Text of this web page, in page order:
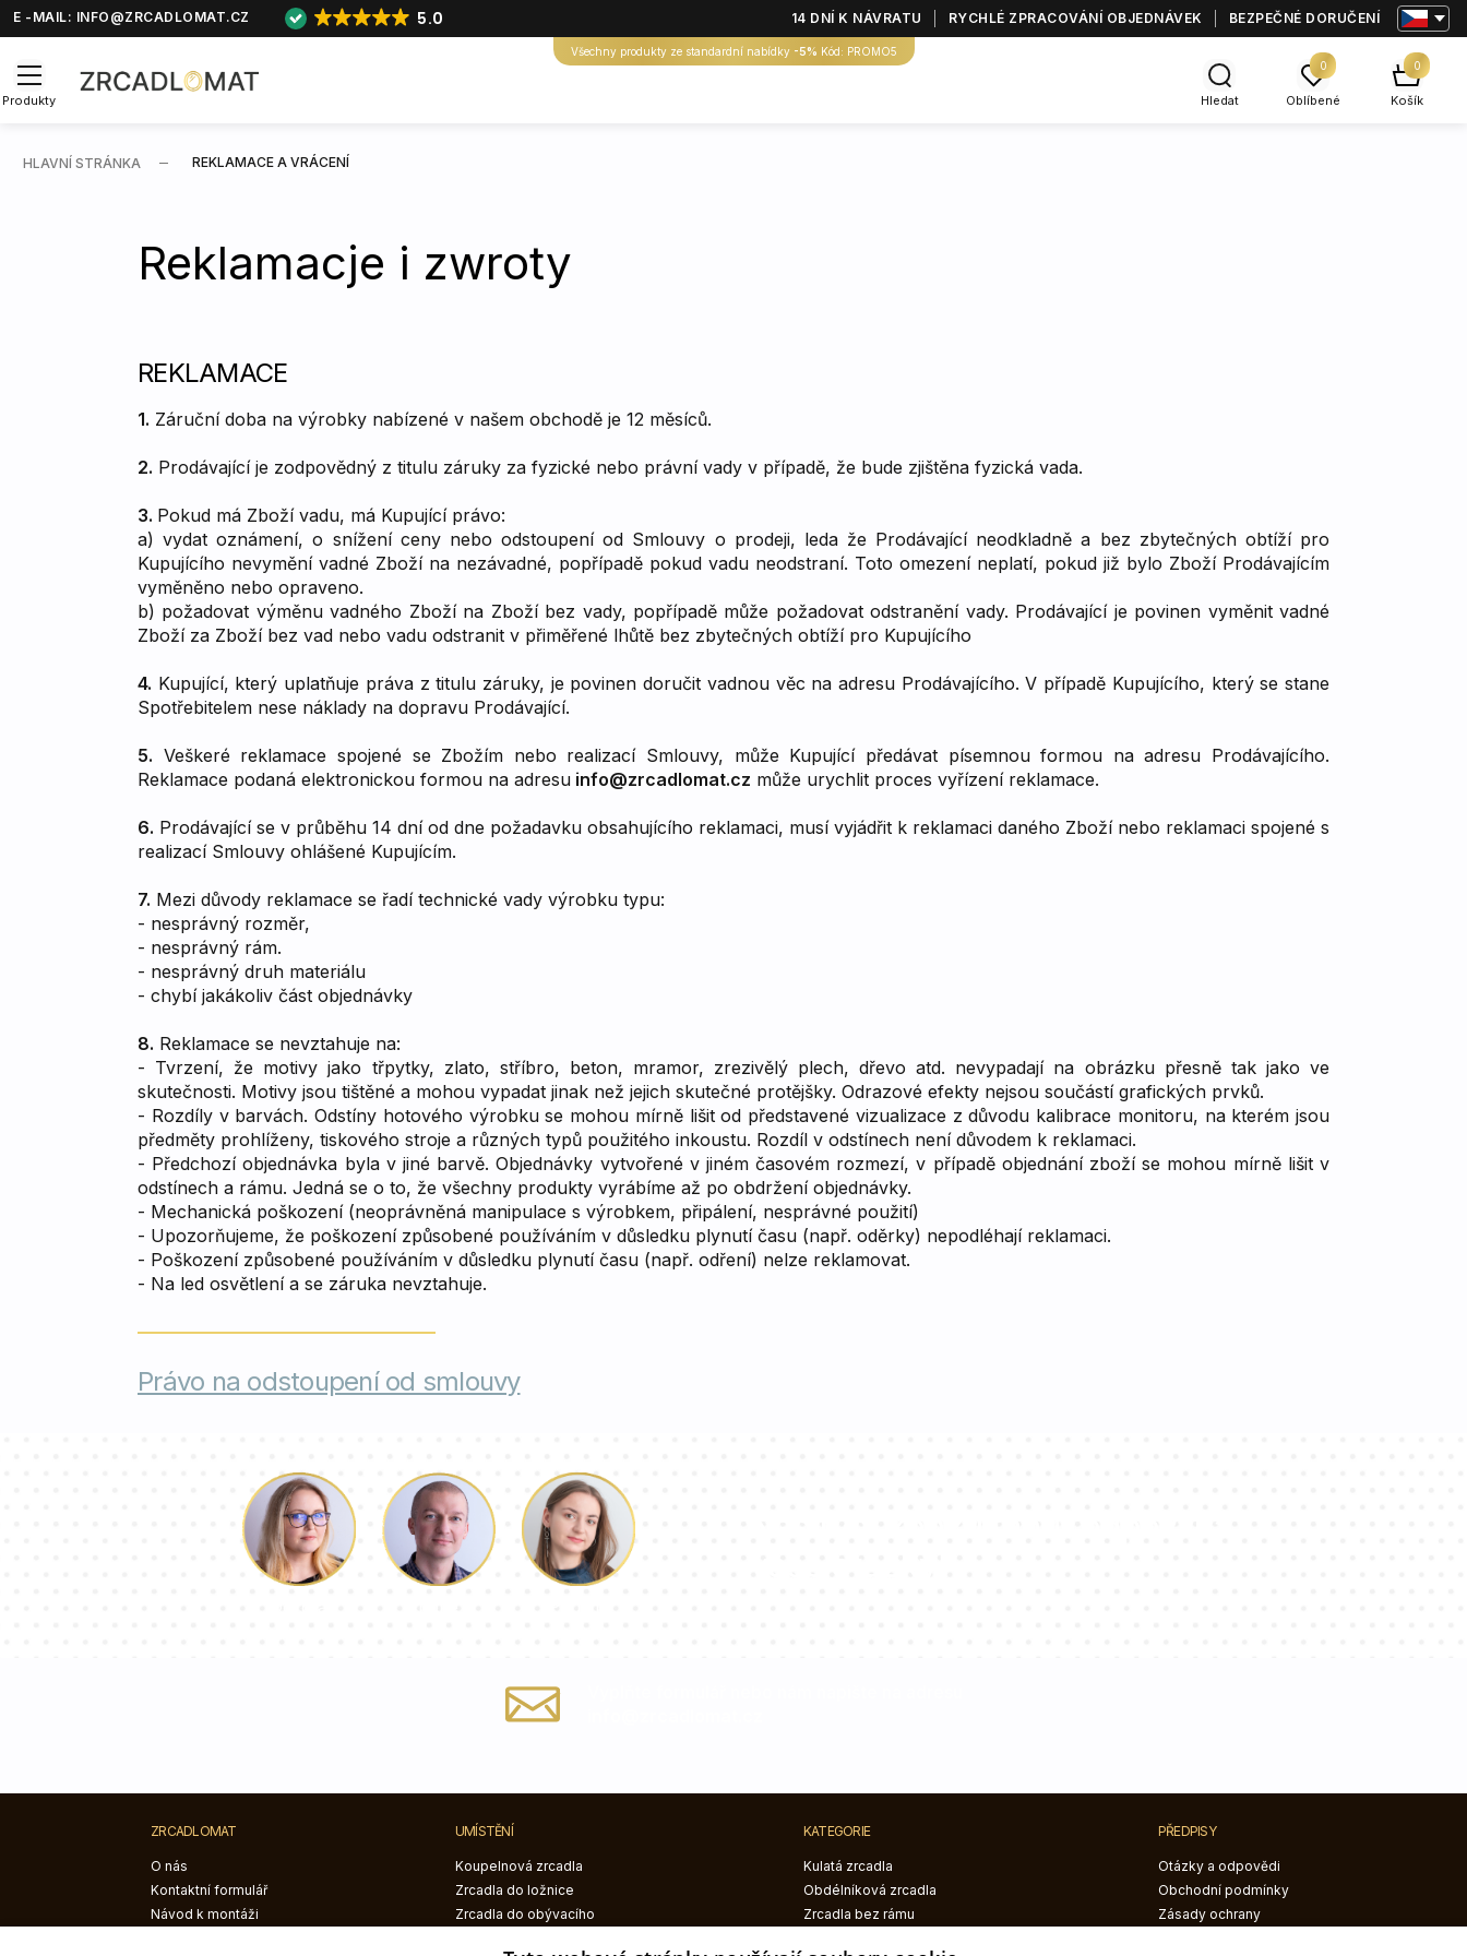
E -MAIL: INFO@ZRCADLOMAT.CZ 5.0 14 DNÍ K NÁVRATU RYCHLÉ ZPRACOVÁNÍ OBJEDNÁVEK BEZPEČNÉ DORUČENÍ
Všechny produkty ze standardní nabídky -5% Kód: PROMO5
Produkty Hledat
0
Oblíbené
0
Košík
HLAVNÍ STRÁNKA REKLAMACE A VRÁCENÍ
Reklamacje i zwroty
REKLAMACE
1. Záruční doba na výrobky nabízené v našem obchodě je 12 měsíců.
2. Prodávající je zodpovědný z titulu záruky za fyzické nebo právní vady v případě, že bude zjištěna fyzická vada.
3. Pokud má Zboží vadu, má Kupující právo:
a) vydat oznámení, o snížení ceny nebo odstoupení od Smlouvy o prodeji, leda že Prodávající neodkladně a bez zbytečných obtíží pro
Kupujícího nevymění vadné Zboží na nezávadné, popřípadě pokud vadu neodstraní. Toto omezení neplatí, pokud již bylo Zboží Prodávajícím
vyměněno nebo opraveno.
b) požadovat výměnu vadného Zboží na Zboží bez vady, popřípadě může požadovat odstranění vady. Prodávající je povinen vyměnit vadné
Zboží za Zboží bez vad nebo vadu odstranit v přiměřené lhůtě bez zbytečných obtíží pro Kupujícího
4. Kupující, který uplatňuje práva z titulu záruky, je povinen doručit vadnou věc na adresu Prodávajícího. V případě Kupujícího, který se stane
Spotřebitelem nese náklady na dopravu Prodávající.
5. Veškeré reklamace spojené se Zbožím nebo realizací Smlouvy, může Kupující předávat písemnou formou na adresu Prodávajícího.
Reklamace podaná elektronickou formou na adresu info@zrcadlomat.cz může urychlit proces vyřízení reklamace.
6. Prodávající se v průběhu 14 dní od dne požadavku obsahujícího reklamaci, musí vyjádřit k reklamaci daného Zboží nebo reklamaci spojené s
realizací Smlouvy ohlášené Kupujícím.
7. Mezi důvody reklamace se řadí technické vady výrobku typu:
- nesprávný rozměr,
- nesprávný rám.
- nesprávný druh materiálu
- chybí jakákoliv část objednávky
8. Reklamace se nevztahuje na:
- Tvrzení, že motivy jako třpytky, zlato, stříbro, beton, mramor, zrezivělý plech, dřevo atd. nevypadají na obrázku přesně tak jako ve
skutečnosti. Motivy jsou tištěné a mohou vypadat jinak než jejich skutečné protějšky. Odrazové efekty nejsou součástí grafických prvků.
- Rozdíly v barvách. Odstíny hotového výrobku se mohou mírně lišit od představené vizualizace z důvodu kalibrace monitoru, na kterém jsou
předměty prohlíženy, tiskového stroje a různých typů použitého inkoustu. Rozdíl v odstínech není důvodem k reklamaci.
- Předchozí objednávka byla v jiné barvě. Objednávky vytvořené v jiném časovém rozmezí, v případě objednání zboží se mohou mírně lišit v
odstínech a rámu. Jedná se o to, že všechny produkty vyrábíme až po obdržení objednávky.
- Mechanická poškození (neoprávněná manipulace s výrobkem, připálení, nesprávné použití)
- Upozorňujeme, že poškození způsobené používáním v důsledku plynutí času (např. oděrky) nepodléhají reklamaci.
- Poškození způsobené používáním v důsledku plynutí času (např. odření) nelze reklamovat.
- Na led osvětlení a se záruka nevztahuje.
Právo na odstoupení od smlouvy
ZRCADLOMAT
O nás
Kontaktní formulář
Návod k montáži
UMÍSTĚNÍ
Koupelnová zrcadla
Zrcadla do ložnice
Zrcadla do obývacího
KATEGORIE
Kulatá zrcadla
Obdélníková zrcadla
Zrcadla bez rámu
PŘEDPISY
Otázky a odpovědi
Obchodní podmínky
Zásady ochrany